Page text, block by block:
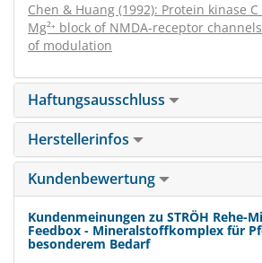
Chen & Huang (1992): Protein kinase
Mg²⁺ block of NMDA-receptor
of modulation
Haftungsausschluss
Herstellerinfos
Kundenbewertung
Kundenmeinungen zu STRÖH Rehe-
Feedbox - Mineralstoffkomplex für
besonderem Bedarf